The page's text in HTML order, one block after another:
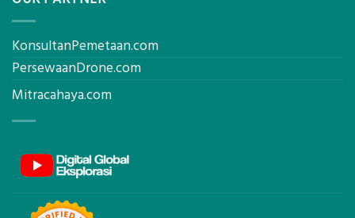
KonsultanPemetaan.com
PersewaanDrone.com
Mitracahaya.com